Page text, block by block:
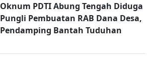
Oknum PDTI Abung Tengah Diduga
Pungli Pembuatan RAB Dana Desa,
Pendamping Bantah Tuduhan